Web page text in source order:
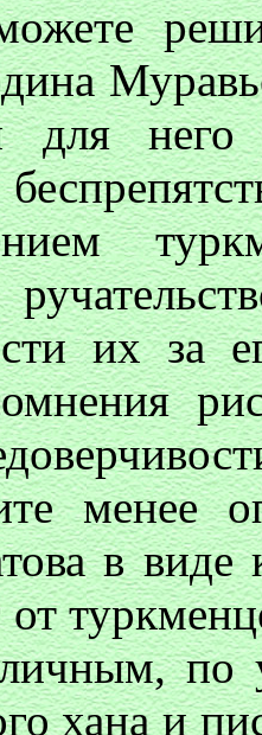
для него
их за
менее
в виде
от
по
хана и